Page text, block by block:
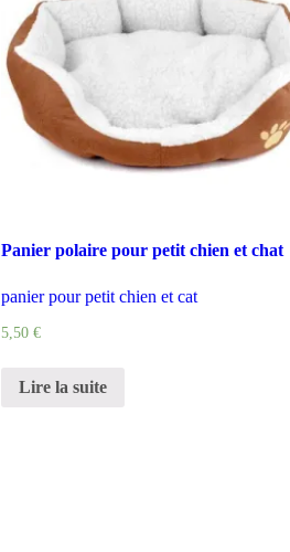
Panier polaire pour petit chien et chat
panier pour petit chien et cat
5,50 €
Lire la suite